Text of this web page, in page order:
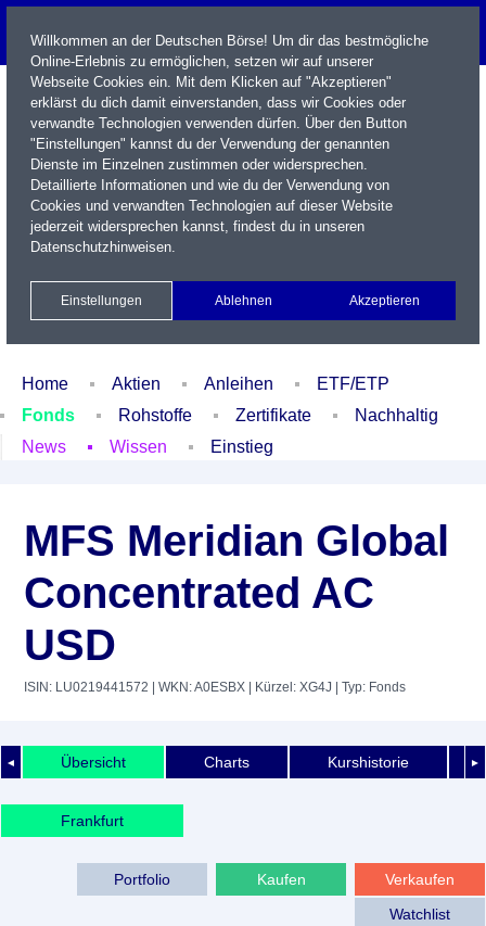
Name / WKN / ISIN / Kürzel
Xetra Realtime
Watchlist Portfolio Login
Home Aktien Anleihen
ETF/ETP
Fonds
Rohstoffe Zertifikate
Nachhaltig
News
Wissen Einstieg
MFS Meridian Global
Concentrated AC
USD
ISIN: LU0219441572 | WKN: A0ESBX | Kürzel: XG4J | Typ: Fonds
◄ ►
Übersicht Charts Kurshistorie
Frankfurt
Verkaufen
Kaufen
Portfolio
Watchlist
Willkommen an der Deutschen Börse! Um dir das bestmögliche
Online-Erlebnis zu ermöglichen, setzen wir auf unserer
Webseite Cookies ein. Mit dem Klicken auf "Akzeptieren"
erklärst du dich damit einverstanden, dass wir Cookies oder
verwandte Technologien verwenden dürfen. Über den Button
"Einstellungen" kannst du der Verwendung der genannten
Dienste im Einzelnen zustimmen oder widersprechen.
Detaillierte Informationen und wie du der Verwendung von
Cookies und verwandten Technologien auf dieser Website
jederzeit widersprechen kannst, findest du in unseren
Datenschutzhinweisen.
Einstellungen Ablehnen Akzeptieren